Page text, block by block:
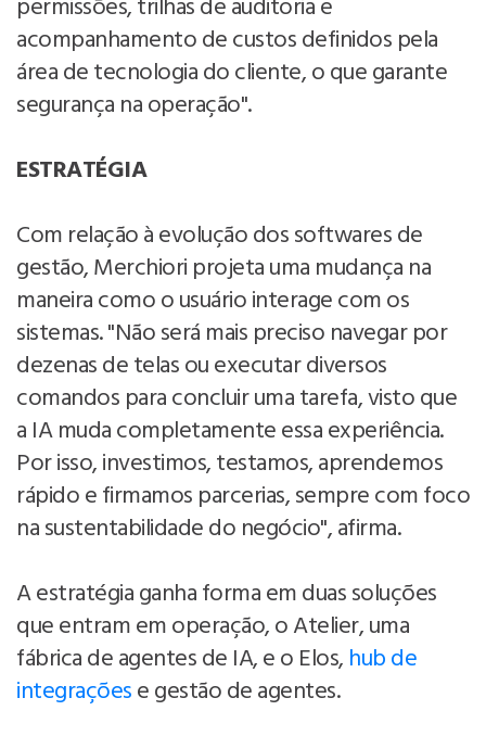
permissões, trilhas de auditoria e
acompanhamento de custos definidos pela
área de tecnologia do cliente, o que garante
segurança na operação".
ESTRATÉGIA
Com relação à evolução dos softwares de
gestão, Merchiori projeta uma mudança na
maneira como o usuário interage com os
sistemas. "Não será mais preciso navegar por
dezenas de telas ou executar diversos
comandos para concluir uma tarefa, visto que
a IA muda completamente essa experiência.
Por isso, investimos, testamos, aprendemos
rápido e firmamos parcerias, sempre com foco
na sustentabilidade do negócio", afirma.
A estratégia ganha forma em duas soluções
que entram em operação, o Atelier, uma
fábrica de agentes de IA, e o Elos, hub de
integraçõese gestão de agentes.